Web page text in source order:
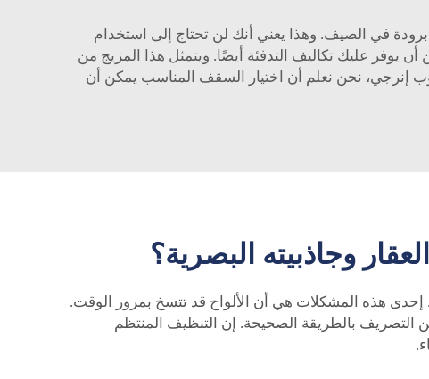
برودة في الصيف. وهذا يعني أنك لن تحتاج إلى استخدام
يوفر عليك تكاليف التدفئة أيضًا. ويتمثل هذا المزيج من
إنرجي، نحن نعلم أن اختيار السقف المناسب يمكن أن
وجاذبيته البصرية؟
إحدى هذه المشكلات هي أن الألواح قد تتسخ بمرور الوقت.
التصريف بالطريقة الصحيحة. إن التنظيف المنتظم